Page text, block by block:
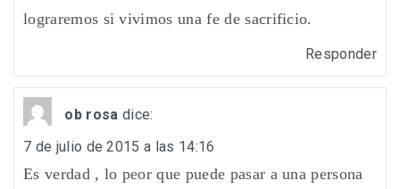
lograremos si vivimos una fe de sacrificio.
Responder
ob rosa dice:
7 de julio de 2015 a las 14:16
Es verdad , lo peor que puede pasar a una persona